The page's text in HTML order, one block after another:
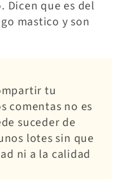
Dicen que es del
mastico y son
tu
comentas no es
suceder de
lotes sin que
ni a la calidad